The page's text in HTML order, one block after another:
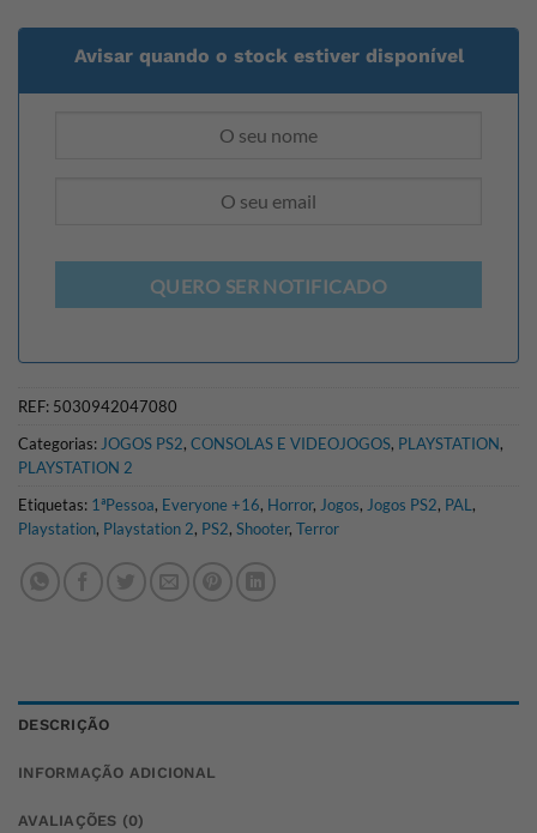
Avisar quando o stock estiver disponível
QUERO SER NOTIFICADO
REF: 5030942047080
Categorias: JOGOS PS2, CONSOLAS E VIDEOJOGOS, PLAYSTATION,
PLAYSTATION 2
Etiquetas: 1ªPessoa, Everyone +16, Horror, Jogos, Jogos PS2, PAL ,
Playstation, Playstation 2, PS2, Shooter, Terror
DESCRIÇÃO
INFORMAÇÃO ADICIONAL
AVALIAÇÕES (0)